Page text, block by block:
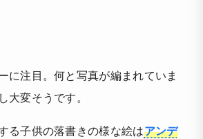
に注目。何と写真が編まれていま
大変そうです。
る子供の落書きの様な絵はアンデ